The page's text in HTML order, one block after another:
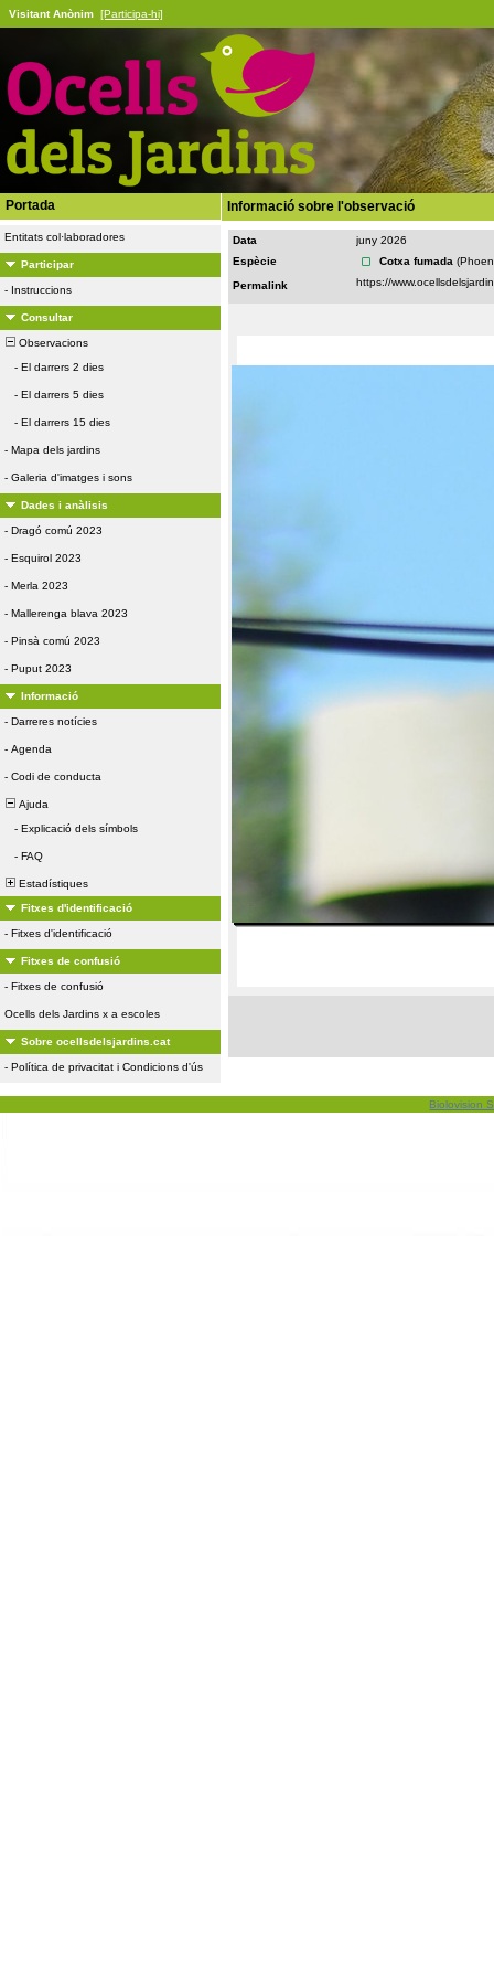
Visitant Anònim [Participa-hi]
Portada
Entitats col·laboradores
Participar
- Instruccions
Consultar
Observacions
- El darrers 2 dies
- El darrers 5 dies
- El darrers 15 dies
- Mapa dels jardins
- Galeria d'imatges i sons
Dades i anàlisis
- Dragó comú 2023
- Esquirol 2023
- Merla 2023
- Mallerenga blava 2023
- Pinsà comú 2023
- Puput 2023
Informació
- Darreres notícies
- Agenda
- Codi de conducta
Ajuda
- Explicació dels símbols
- FAQ
Estadístiques
Fitxes d'identificació
- Fitxes d'identificació
Fitxes de confusió
- Fitxes de confusió
Ocells dels Jardins x a escoles
Sobre ocellsdelsjardins.cat
- Política de privacitat i Condicions d'ús
Informació sobre l'observació
Data
juny 2026
Espècie
Cotxa fumada
Permalink
Biolovision